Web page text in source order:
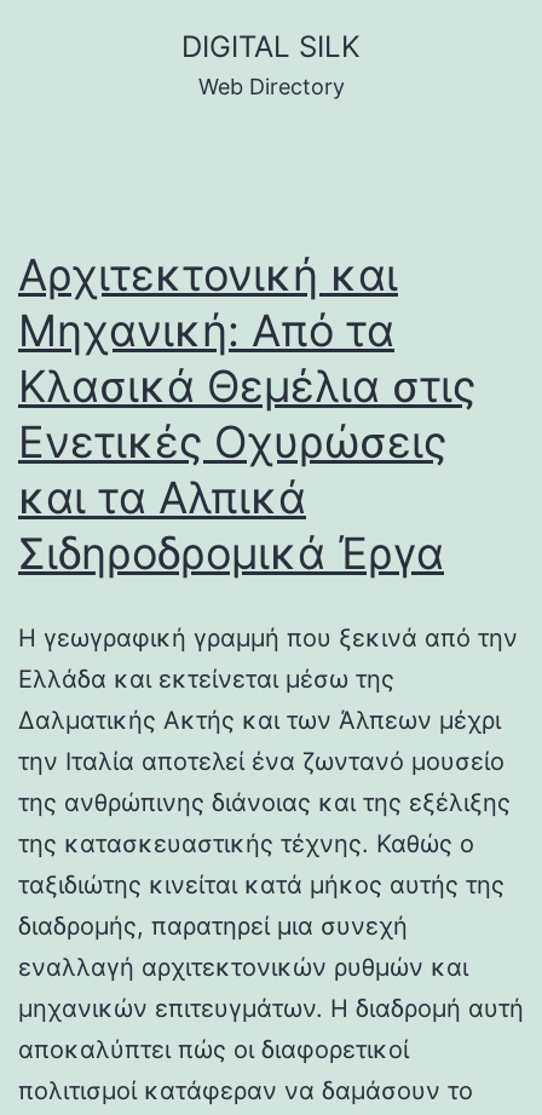
DIGITAL SILK
Web Directory
Αρχιτεκτονική και
Μηχανική: Από τα
Κλασικά Θεμέλια στις
Ενετικές Οχυρώσεις
και τα Αλπικά
Σιδηροδρομικά Έργα
Η γεωγραφική γραμμή που ξεκινά από την
Ελλάδα και εκτείνεται μέσω της
Δαλματικής Ακτής και των Άλπεων μέχρι
την Ιταλία αποτελεί ένα ζωντανό μουσείο
της ανθρώπινης διάνοιας και της εξέλιξης
της κατασκευαστικής τέχνης. Καθώς ο
ταξιδιώτης κινείται κατά μήκος αυτής της
διαδρομής, παρατηρεί μια συνεχή
εναλλαγή αρχιτεκτονικών ρυθμών και
μηχανικών επιτευγμάτων. Η διαδρομή αυτή
αποκαλύπτει πώς οι διαφορετικοί
πολιτισμοί κατάφεραν να δαμάσουν το